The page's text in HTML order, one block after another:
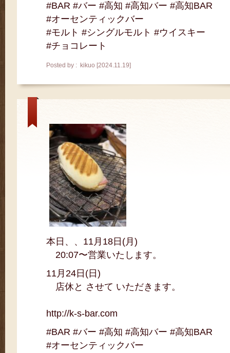
#BAR #バー #高知 #高知バー #高知BAR
#オーセンティックバー
#モルト #シングルモルト #ウイスキー
#チョコレート
Posted by : kikuo [2024.11.19]
本日、、11月18日(月)
20:07〜営業いたします。
11月24日(日)
店休と させて いただきます。
http://k-s-bar.com
#BAR #バー #高知 #高知バー #高知BAR
#オーセンティックバー